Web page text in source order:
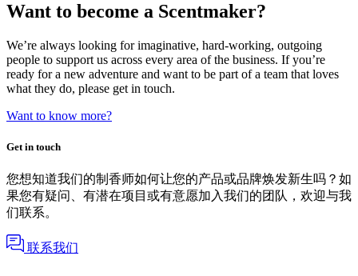
Want to become a Scentmaker?
We’re always looking for imaginative, hard-working, outgoing
people to support us across every area of the business. If you’re
ready for a new adventure and want to be part of a team that loves
what they do, please get in touch.
Want to know more?
Get in touch
您想知道我们的制香师如何让您的产品或品牌焕发新生吗？如
果您有疑问、有潜在项目或有意愿加入我们的团队，欢迎与我
们联系。
联系我们